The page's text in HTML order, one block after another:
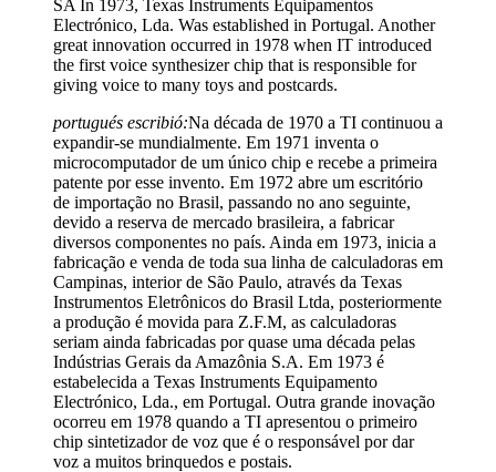
SA In 1973, Texas Instruments Equipamentos
Electrónico, Lda. Was established in Portugal. Another
great innovation occurred in 1978 when IT introduced
the first voice synthesizer chip that is responsible for
giving voice to many toys and postcards.
portugués escribió:Na década de 1970 a TI continuou a
expandir-se mundialmente. Em 1971 inventa o
microcomputador de um único chip e recebe a primeira
patente por esse invento. Em 1972 abre um escritório
de importação no Brasil, passando no ano seguinte,
devido a reserva de mercado brasileira, a fabricar
diversos componentes no país. Ainda em 1973, inicia a
fabricação e venda de toda sua linha de calculadoras em
Campinas, interior de São Paulo, através da Texas
Instrumentos Eletrônicos do Brasil Ltda, posteriormente
a produção é movida para Z.F.M, as calculadoras
seriam ainda fabricadas por quase uma década pelas
Indústrias Gerais da Amazônia S.A. Em 1973 é
estabelecida a Texas Instruments Equipamento
Electrónico, Lda., em Portugal. Outra grande inovação
ocorreu em 1978 quando a TI apresentou o primeiro
chip sintetizador de voz que é o responsável por dar
voz a muitos brinquedos e postais.